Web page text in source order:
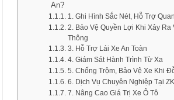
An?
1. Ghi Hình Sắc Nét, Hỗ Trợ
2. Bảo Vệ Quyền Lợi Khi Xảy Ra
Thông
3. Hỗ Trợ Lái Xe An Toàn
4. Giám Sát Hành Trình Từ Xa
5. Chống Trộm, Bảo Vệ Xe Khi
6. Dịch Vụ Chuyên Nghiệp Tại
7. Nâng Cao Giá Trị Xe Ô Tô